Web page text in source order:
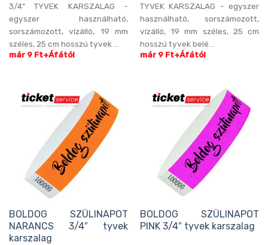
3/4" TYVEK KARSZALAG -
egyszer használható,
sorszámozott, vízálló, 19 mm
széles, 25 cm hosszú tyvek ...
már 9 Ft+Áfától
TYVEK KARSZALAG - egyszer
használható, sorszámozott,
vízálló, 19 mm széles, 25 cm
hosszú tyvek belé...
már 9 Ft+Áfától
BOLDOG SZÜLINAPOT
NARANCS 3/4″ tyvek
karszalag
BOLDOG SZÜLINAPOT
PINK 3/4″ tyvek karszalag